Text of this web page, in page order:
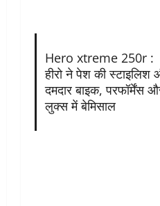
Hero xtreme 250r :
हीरो ने पेश की स्टाइलिश
दमदार बाइक, परफॉर्मेंस
लुक्स में बेमिसाल